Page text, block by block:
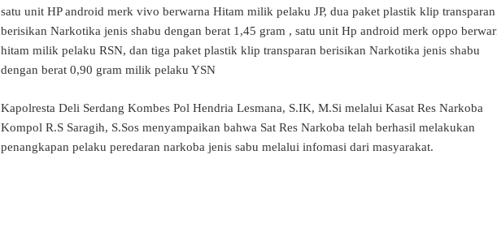
satu unit HP android merk vivo berwarna Hitam milik pelaku JP, dua paket plastik klip transparan
berisikan Narkotika jenis shabu dengan berat 1,45 gram , satu unit Hp android merk oppo
hitam milik pelaku RSN, dan tiga paket plastik klip transparan berisikan Narkotika jenis shabu
dengan berat 0,90 gram milik pelaku YSN
Kapolresta Deli Serdang Kombes Pol Hendria Lesmana, S.IK, M.Si melalui Kasat Res Narkoba
Kompol R.S Saragih, S.Sos menyampaikan bahwa Sat Res Narkoba telah berhasil melakukan
penangkapan pelaku peredaran narkoba jenis sabu melalui infomasi dari masyarakat.